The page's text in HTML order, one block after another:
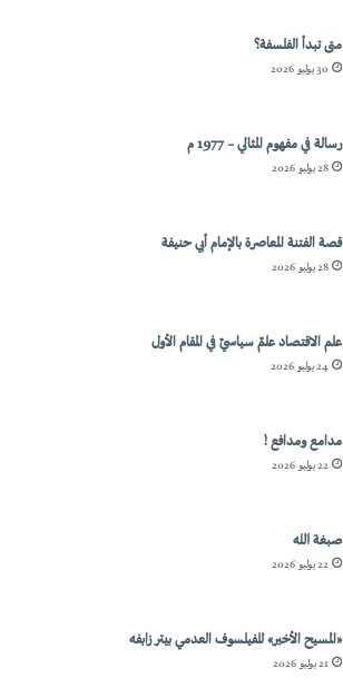
متى تبدأ الفلسفة؟
30 يوليو 2026
رسالة في مفهوم المثالي – 1977 م
28 يوليو 2026
قصة الفتنة المعاصرة بالإمام أبي حنيفة
28 يوليو 2026
علم الاقتصاد علمٌ سياسيٌ في المقام الأول
24 يوليو 2026
مدامع ومدافع !
22 يوليو 2026
صبغة الله
22 يوليو 2026
«المسيح الأخير» للفيلسوف العدمي بيتر زابفه
21 يوليو 2026